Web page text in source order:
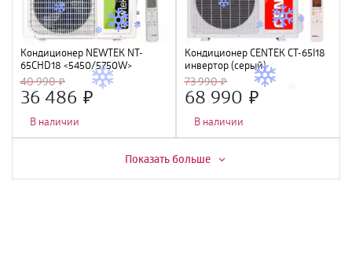
Кондиционер NEWTEK NT-
65CHD18 <5450/5750W>
скрытый LED дисплей, Golden
Fin, R410A, компрессор GMCC
40 990
36 486
В наличии
Кондиционер CENTEK CT-65I18
инвертор (серый)
(5400/5580W) 4D, 4 фильтра,
УФ лампа, R32, A++
73 990
68 990
В наличии
Показать больше